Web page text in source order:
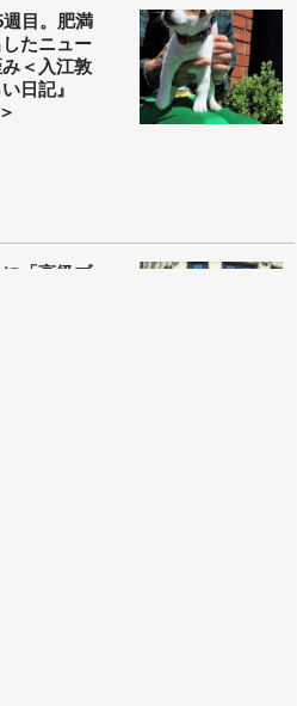
目。肥満
たニュー
＜入江敦
日記』
に「高級ブ